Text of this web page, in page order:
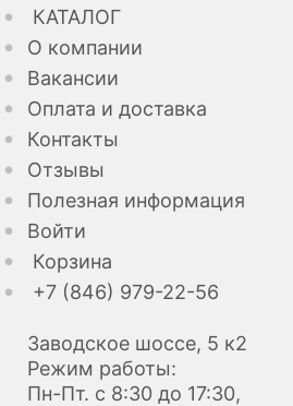
КАТАЛОГ
О компании
Вакансии
Оплата и доставка
Контакты
Отзывы
Полезная информация
Войти
Корзина
+7 (846) 979-22-56
Заводское шоссе, 5 к2
Режим работы:
Пн-Пт. с 8:30 до 17:30,